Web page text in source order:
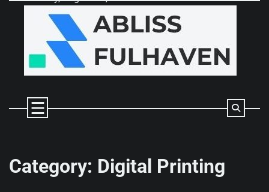
Category: Digital Printing